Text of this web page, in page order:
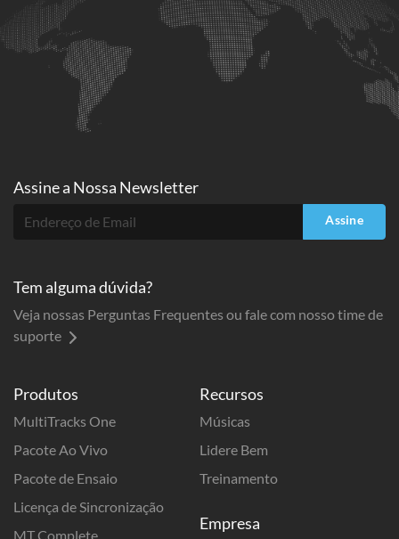
Produtos
MultiTracks One
Pacote Ao Vivo
Pacote de Ensaio
Licença de Sincronização
MT Complete
Recursos
Músicas
Lidere Bem
Treinamento
Empresa
Assine a Nossa Newsletter
Assine
Tem alguma dúvida?
Veja nossas Perguntas Frequentes ou fale com nosso time de
suporte